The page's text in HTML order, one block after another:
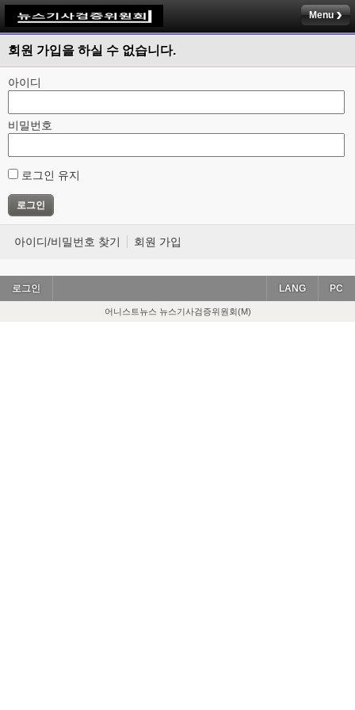
Menu
회원 가입을 하실 수 없습니다.
아이디
비밀번호
로그인 유지
아이디/비밀번호 찾기 회원 가입
로그인 PC
LANG
어니스트뉴스 뉴스기사검증위원회(M)